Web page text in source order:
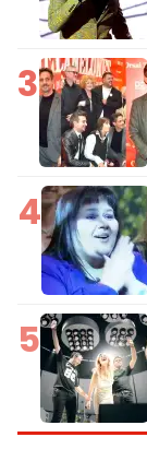
3
4
5